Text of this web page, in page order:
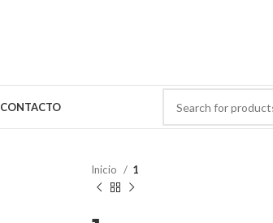
CONTACTO
Inicio 1